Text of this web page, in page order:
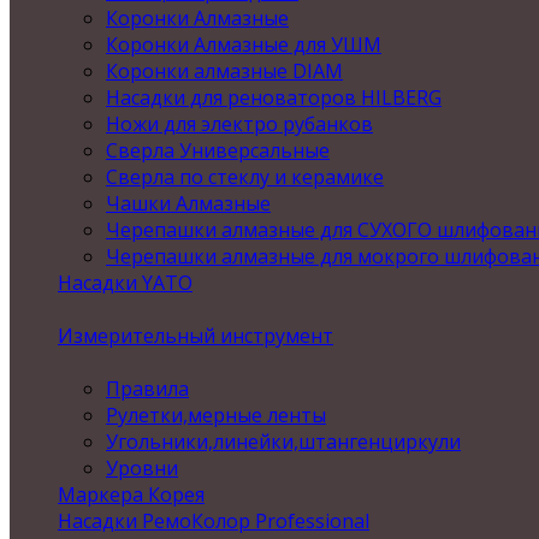
Коронки Алмазные
Коронки Алмазные для УШМ
Коронки алмазные DIAM
Насадки для реноваторов HILBERG
Ножи для электро рубанков
Сверла Универсальные
Сверла по стеклу и керамике
Чашки Алмазные
Черепашки алмазные для СУХОГО
Черепашки алмазные для мокрого
Насадки YATO
Измерительный инструмент
Правила
Рулетки,мерные ленты
Угольники,линейки,штангенциркули
Уровни
Маркера Корея
Насадки РемоКолор Professional